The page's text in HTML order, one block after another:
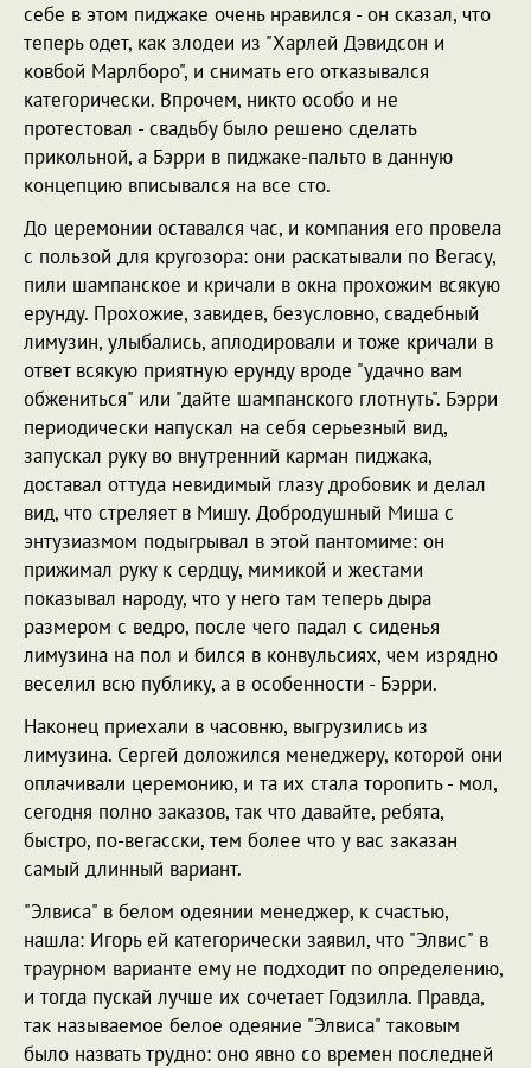
себе в этом пиджаке очень нравился - он сказал, что
теперь одет, как злодеи из "Харлей Дэвидсон и
ковбой Марлборо", и снимать его отказывался
категорически. Впрочем, никто особо и не
протестовал - свадьбу было решено сделать
прикольной, а Бэрри в пиджаке-пальто в данную
концепцию вписывался на все сто.
До церемонии оставался час, и компания его провела
с пользой для кругозора: они раскатывали по Вегасу,
пили шампанское и кричали в окна прохожим всякую
ерунду. Прохожие, завидев, безусловно, свадебный
лимузин, улыбались, аплодировали и тоже кричали в
ответ всякую приятную ерунду вроде "удачно вам
обжениться" или "дайте шампанского глотнуть". Бэрри
периодически напускал на себя серьезный вид,
запускал руку во внутренний карман пиджака,
доставал оттуда невидимый глазу дробовик и делал
вид, что стреляет в Мишу. Добродушный Миша с
энтузиазмом подыгрывал в этой пантомиме: он
прижимал руку к сердцу, мимикой и жестами
показывал народу, что у него там теперь дыра
размером с ведро, после чего падал с сиденья
лимузина на пол и бился в конвульсиях, чем изрядно
веселил всю публику, а в особенности - Бэрри.
Наконец приехали в часовню, выгрузились из
лимузина. Сергей доложился менеджеру, которой они
оплачивали церемонию, и та их стала торопить - мол,
сегодня полно заказов, так что давайте, ребята,
быстро, по-вегасски, тем более что у вас заказан
самый длинный вариант.
"Элвиса" в белом одеянии менеджер, к счастью,
нашла: Игорь ей категорически заявил, что "Элвис" в
траурном варианте ему не подходит по определению,
и тогда пускай лучше их сочетает Годзилла. Правда,
так называемое белое одеяние "Элвиса" таковым
было назвать трудно: оно явно со времен последней